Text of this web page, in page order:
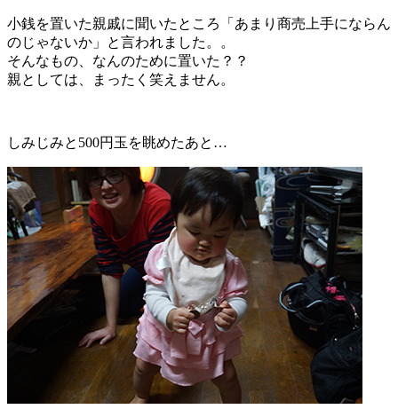
小銭を置いた親戚に聞いたところ「あまり商売上手にならん
のじゃないか」と言われました。。
そんなもの、なんのために置いた？？
親としては、まったく笑えません。
しみじみと500円玉を眺めたあと…